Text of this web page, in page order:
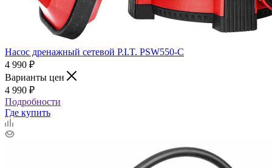
Насос дренажный сетевой P.I.T. PSW550-C
4 990 ₽
Варианты цен
4 990 ₽
Подробности
Где купить